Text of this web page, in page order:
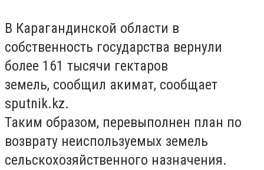
В Карагандинской области в
собственность государства вернули
более 161 тысячи гектаров
земель, сообщил акимат, сообщает
sputnik.kz.
Таким образом, перевыполнен план по
возврату неиспользуемых земель
сельскохозяйственного назначения.